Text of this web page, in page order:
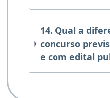
14. Qual a
concurso
e com edital